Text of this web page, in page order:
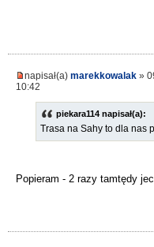
napisał(a) marekkowalak »
10:42
piekara114 napisał(a):
Trasa na Sahy to dla nas
Popieram - 2 razy tamtędy